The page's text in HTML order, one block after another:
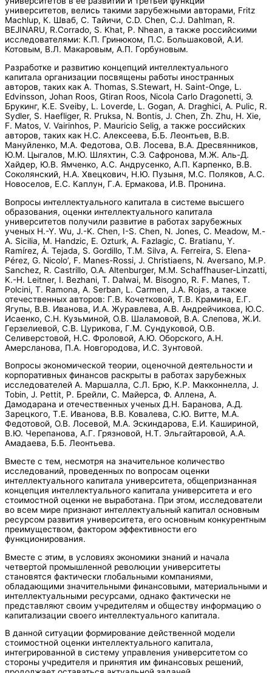
университетов, велись такими зарубежными авторами, Fritz
Machlup, К. Шваб, С. Тайичи, C.D. Chen, C.J. Dahlman, R.
BEJINARU, R.Corrado, S. Khat, P. Nhean, а также российскими
исследователями: К.П. Гринюком, П.С. Большаковой, А.И.
Котовым, В.Л. Макаровым, А.П. Горбуновым.
Разработке и развитию концепций интеллектуального
капитала организации посвящены работы иностранных
авторов, таких как A. Thomas, S.Stewart, H. Saint-Onge, L.
Edvinsson, Johan Roos, Gtiran Roos, Nicola Carlo Dragonetti, Э.
Брукинг, K.E. Sveiby, L. Loverde, L. Gogan, A. Draghici, A. Pulic, R.
Sydler, S. Haefliger, R. Pruksa, N. Bontis, J. Chen, Zh. Zhu, H. Xie,
F. Matos, V. Vairinhos, P. Mauricio Selig, а также российских
авторов, таких как Н.С. Алексеева, Б.Б. Леонтьев, В.В.
Мануйленко, М.А. Федотова, О.В. Лосева, B.А. Дресвянников,
Ю.М. Цыгалов, М.Ю. Шляхтин, С.Э. Сафронова, М.Ж. Аль-Д.
Хайдер, Ю.В. Ямченко, А.С. Андрусенко, А.П. Карпенко, В.В.
Соколянский, Н.А. Хвецкович, Н.Ю. Пузыня, М.С. Поляков, А.С.
Новоселов, Е.С. Каплун, Г.А. Ермакова, И.В. Пронина.
Вопросы интеллектуального капитала в системе высшего
образования, оценки интеллектуального капитала
университетов получили развитие в работах зарубежных
ученых H.-Y. Wu, J.-K. Chen, I-S. Chen, N. Jones, C. Meadow, M.-
A. Sicilia, M. Handzic, E. Ozturk, A. Fazlagic, C. Bratianu, Y.
Ramírez, Á. Tejada, S. Gordillo, T.M. Silva, A. Ferreira, S. Elena-
Pérez, G. Nicolo’, F. Manes-Rossi, J. Christiaens, N. Aversano, M.P.
Sanchez, R. Castrillo, O.A. Altenburger, M.M. Schaffhauser-Linzatti,
K.-H. Leitner, I. Bezhani, T. Dalwai, M. Bisogno, R. F. Manes, T.
Polcini, T. Ramona, A. Serban, L. Carmen, J.A. Rojas, а также
отечественных авторов: Г.В. Кочетковой, Т.В. Крамина, Е.Г.
Ягупы, В.В. Иванова, И.А. Журавлева, А.В. Андрейчикова, Ю.С.
Исаенко, С.Н. Кузьминой, О.В. Шаламовой, В.А. Слепова, Ж.И.
Герзелиевой, С.В. Цурикова, Г.М. Сундуковой, О.В.
Селиверстовой, Н.С. Фроловой, А.Ю. Оборского, А.Н.
Амерсланова, П.А. Новгородова, И.С. Зунтовой.
Вопросы экономической теории, оценочной деятельности и
корпоративных финансов раскрыты в работах зарубежных
исследователей А. Маршалла, С.Л. Брю, К.Р. Макконнелла, J.
Tobin, J. Pettit, Р. Брейли, С. Майерса, Ф. Аллена, А.
Дамодарана и отечественных ученых Д.Н. Баранова, А.Д.
Зарецкого, Т.Е. Иванова, В.В. Ковалева, С.Ю. Витте, М.А.
Федотовой, О.В. Лосевой, М.А. Эскиндарова, Е.И. Кашириной,
В.Ю. Черепанова, А.Г. Грязновой, Н.Т. Эльгайтаровой, А.А.
Амадаева, Б.Б. Леонтьева.
Вместе с тем, несмотря на значительное количество
исследований, проведенных по вопросам оценки
интеллектуального капитала университета, общепризнанная
концепция интеллектуального капитала университета и его
стоимостной оценки не выработана. При этом, исследователи
во всем мире признают интеллектуальный капитал основным
ресурсом развития университета, его основным конкурентным
преимуществом, фактором эффективности его
функционирования.
Вместе с этим, в условиях экономики знаний и начала
четвертой промышленной революции университеты
становятся фактически глобальными компаниями,
обладающими значительными финансовыми, материальными и
интеллектуальными ресурсами, однако фактически не
представляют своим учредителям и обществу информацию о
капитализации своего интеллектуального капитала.
В данной ситуации формирование действенной модели
стоимостной оценки интеллектуального капитала,
интегрированной в систему управления университетом со
стороны учредителя и принятия им финансовых решений,